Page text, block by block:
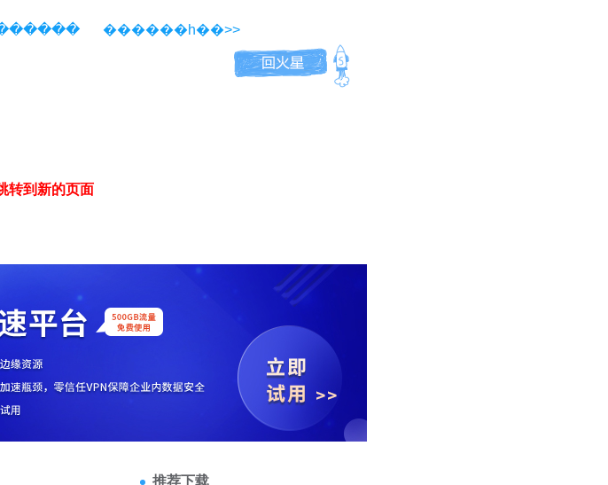
������һ��>>